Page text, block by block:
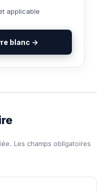
applicable
blanc →
Les champs obligatoires